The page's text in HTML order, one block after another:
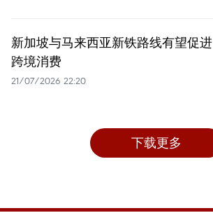
新加坡与马来西亚新铁路线有望促进
跨境消费
21/07/2026 22:20
下载更多